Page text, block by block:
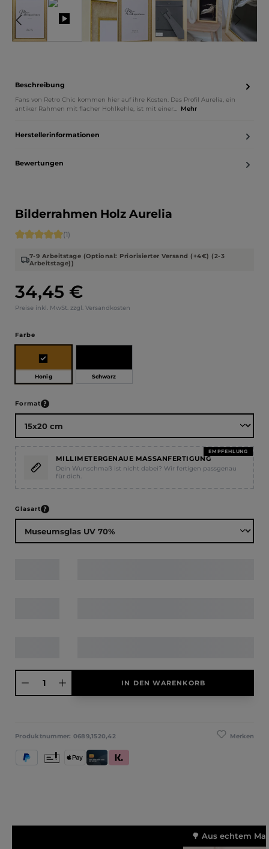
Beschreibung
Fans von Retro Chic kommen hier auf ihre Kosten. Das Profil Aurelia, ein
antiker Rahmen mit flacher Hohlkehle, ist mit einer… Mehr
Herstellerinformationen
Bewertungen
Bilderrahmen Holz Aurelia
Regulärer Preis:
34,45 €
Preise inkl. MwSt. zzgl. Versandkosten
Durchschnittliche Bewertung von 5 von 5 Sternen
(1)
7-9 Arbeitstage (Optional: Priorisierter Versand (+4€) (2-3
Arbeitstage))
Farbeauswählen
Honig Schwarz
Formatauswählen
EMPFEHLUNG
MILLIMETERGENAUE MASSANFERTIGUNG
Dein Wunschmaß ist nicht dabei? Wir fertigen passgenau
für dich.
Glasartauswählen
IN DEN WARENKORB
Merken
Produktnummer: 0689,1520,42
PayPal Apple PayKredit- und Debitkarte
Klarna (Rechnung / Ratenkauf / Sofort)
Vorkasse
🌳 Aus echtem